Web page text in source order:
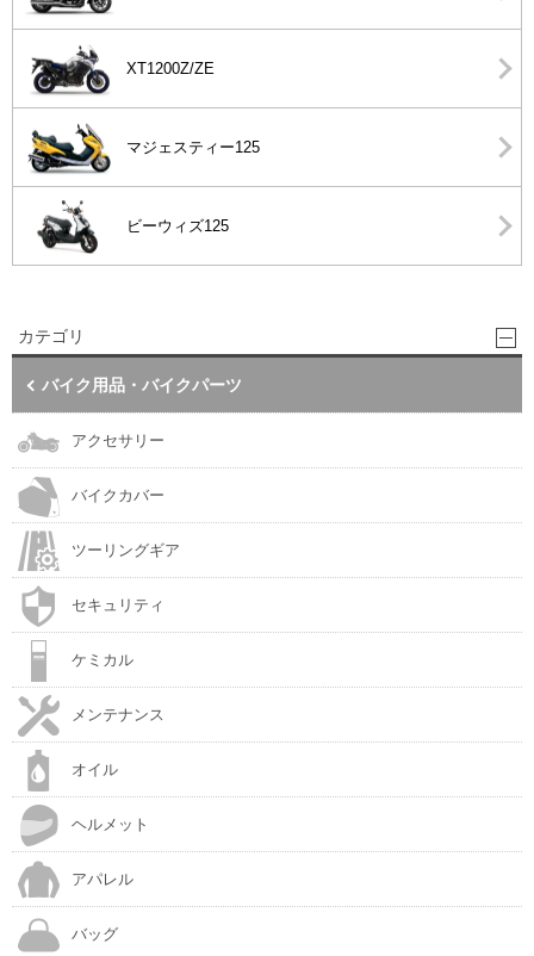
XT1200Z/ZE
マジェスティー125
ビーウィズ125
カテゴリ
バイク用品・バイクパーツ
アクセサリー
バイクカバー
ツーリングギア
セキュリティ
ケミカル
メンテナンス
オイル
ヘルメット
アパレル
バッグ